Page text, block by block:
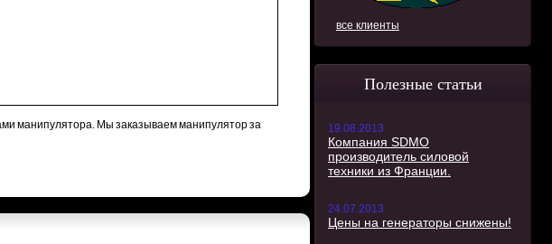
все клиенты
Полезные статьи
19.08.2013
Компания SDMO
производитель силовой
техники из Франции.
24.07.2013
Цены на генераторы снижены!
манипулятора. Мы заказываем манипулятор за